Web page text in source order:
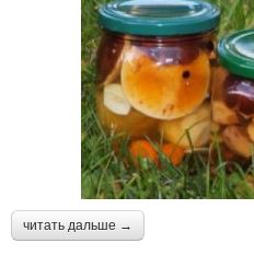
читать дальше →